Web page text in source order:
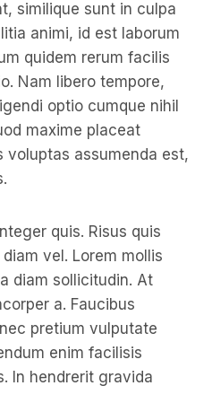
similique sunt in culpa
animi, id est laborum
quidem rerum facilis
Nam libero tempore,
optio cumque nihil
maxime placeat
voluptas assumenda est,
quis. Risus quis
vel. Lorem mollis
diam sollicitudin. At
a. Faucibus
pretium vulputate
enim facilisis
In hendrerit gravida